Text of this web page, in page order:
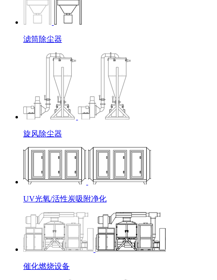
滤筒除尘器
旋风除尘器
UV光氧/活性炭吸附净化
催化燃烧设备